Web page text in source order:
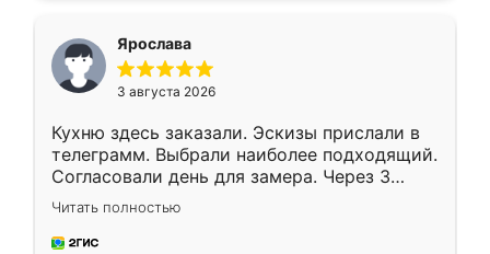
Ярослава
3 августа 2026
Кухню здесь заказали. Эскизы прислали в
телеграмм. Выбрали наиболее подходящий.
Согласовали день для замера. Через 3
недели кухня была уже готова. Остались
довольны работой. Спасибо Ренессанс
мебель за качественную работу!
Читать полностью